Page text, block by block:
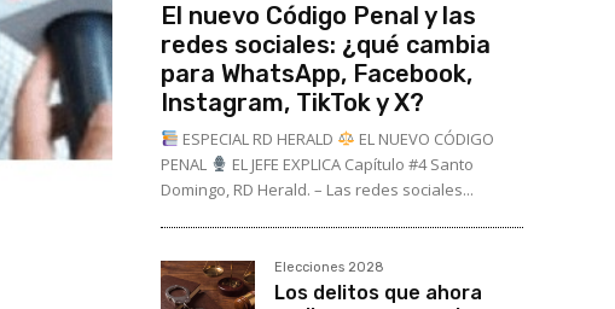
El nuevo Código Penal y las
redes sociales: ¿qué cambia
para WhatsApp, Facebook,
Instagram, TikTok y X?
ESPECIAL RD HERALD
EL NUEVO CÓDIGO
PENAL
EL JEFE EXPLICA Capítulo #4 Santo
Domingo, RD Herald. – Las redes sociales...
Elecciones 2028
Los delitos que ahora